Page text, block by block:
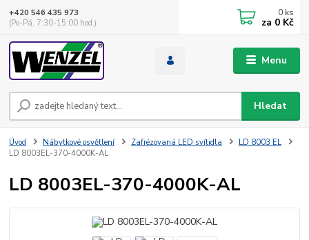
Menu
Hledat
+420 546 435 973
(Po-Pá, 7:30-15:00 hod.)
0 ks
za 0 Kč
Úvod Nábytkové osvětlení Zafrézovaná LED svítidla
LD 8003 EL
LD 8003EL-370-4000K-AL
LD 8003EL-370-4000K-AL